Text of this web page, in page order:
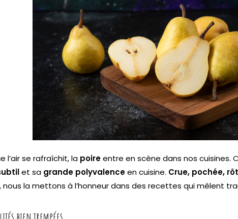
l’air se rafraîchit, la poireentre en scène dans nos cuisines.
et sa grande polyvalenceen cuisine. Crue, pochée,
, nous la mettons à l’honneur dans des recettes qui mêlent